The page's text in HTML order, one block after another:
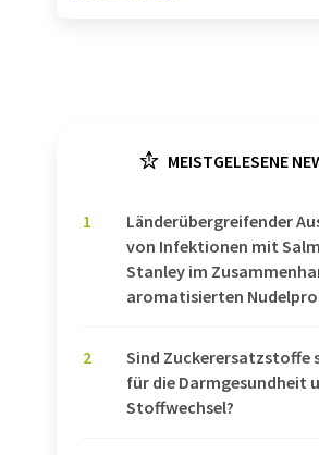
MEISTGELESENE
1
Länderübergreifender
von Infektionen mit
Stanley im
aromatisierten
2
Sind Zuckerersatzstoffe
für die Darmgesundheit
Stoffwechsel?